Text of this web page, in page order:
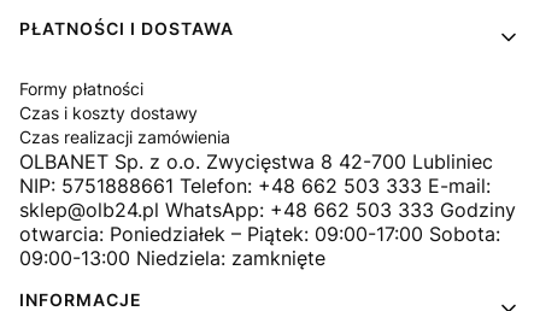
PŁATNOŚCI I DOSTAWA
Formy płatności
Czas i koszty dostawy
Czas realizacji zamówienia
OLBANET Sp. z o.o. Zwycięstwa 8 42-700 Lubliniec
NIP: 5751888661 Telefon: +48 662 503 333 E-mail:
sklep@olb24.pl WhatsApp: +48 662 503 333 Godziny
otwarcia: Poniedziałek – Piątek: 09:00-17:00 Sobota:
09:00-13:00 Niedziela: zamknięte
INFORMACJE